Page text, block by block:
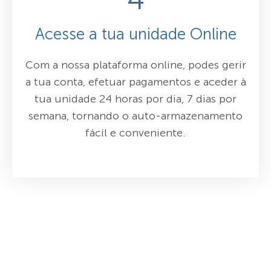
Acesse a tua unidade Online
Com a nossa plataforma online, podes gerir
a tua conta, efetuar pagamentos e aceder à
tua unidade 24 horas por dia, 7 dias por
semana, tornando o auto-armazenamento
fácil e conveniente.